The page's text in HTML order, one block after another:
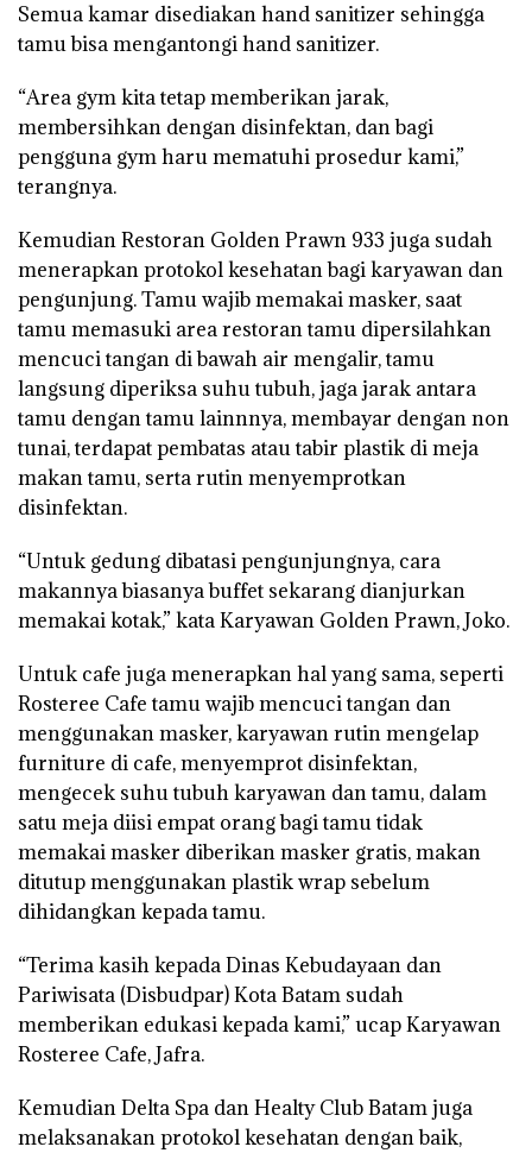
Semua kamar disediakan hand sanitizer sehingga
tamu bisa mengantongi hand sanitizer.
“Area gym kita tetap memberikan jarak,
membersihkan dengan disinfektan, dan bagi
pengguna gym haru mematuhi prosedur kami,”
terangnya.
Kemudian Restoran Golden Prawn 933 juga sudah
menerapkan protokol kesehatan bagi karyawan dan
pengunjung. Tamu wajib memakai masker, saat
tamu memasuki area restoran tamu dipersilahkan
mencuci tangan di bawah air mengalir, tamu
langsung diperiksa suhu tubuh, jaga jarak antara
tamu dengan tamu lainnnya, membayar dengan non
tunai, terdapat pembatas atau tabir plastik di meja
makan tamu, serta rutin menyemprotkan
disinfektan.
“Untuk gedung dibatasi pengunjungnya, cara
makannya biasanya buffet sekarang dianjurkan
memakai kotak,” kata Karyawan Golden Prawn, Joko.
Untuk cafe juga menerapkan hal yang sama, seperti
Rosteree Cafe tamu wajib mencuci tangan dan
menggunakan masker, karyawan rutin mengelap
furniture di cafe, menyemprot disinfektan,
mengecek suhu tubuh karyawan dan tamu, dalam
satu meja diisi empat orang bagi tamu tidak
memakai masker diberikan masker gratis, makan
ditutup menggunakan plastik wrap sebelum
dihidangkan kepada tamu.
“Terima kasih kepada Dinas Kebudayaan dan
Pariwisata (Disbudpar) Kota Batam sudah
memberikan edukasi kepada kami,” ucap Karyawan
Rosteree Cafe, Jafra.
Kemudian Delta Spa dan Healty Club Batam juga
melaksanakan protokol kesehatan dengan baik,